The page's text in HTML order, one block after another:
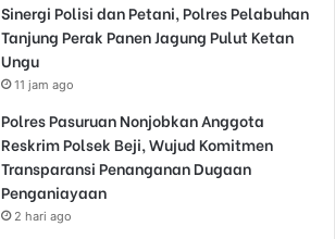
Sinergi Polisi dan Petani, Polres Pelabuhan
Tanjung Perak Panen Jagung Pulut Ketan
Ungu
11 jam ago
Polres Pasuruan Nonjobkan Anggota
Reskrim Polsek Beji, Wujud Komitmen
Transparansi Penanganan Dugaan
Penganiayaan
2 hari ago